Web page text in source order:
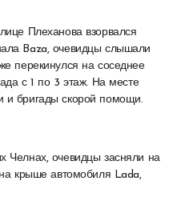
Плеханова взорвался
Baza, очевидцы слышали
перекинулся на соседнее
с 1 по 3 этаж. На месте
и бригады скорой помощи.
Челнах, очевидцы засняли на
крыше автомобиля Lada,